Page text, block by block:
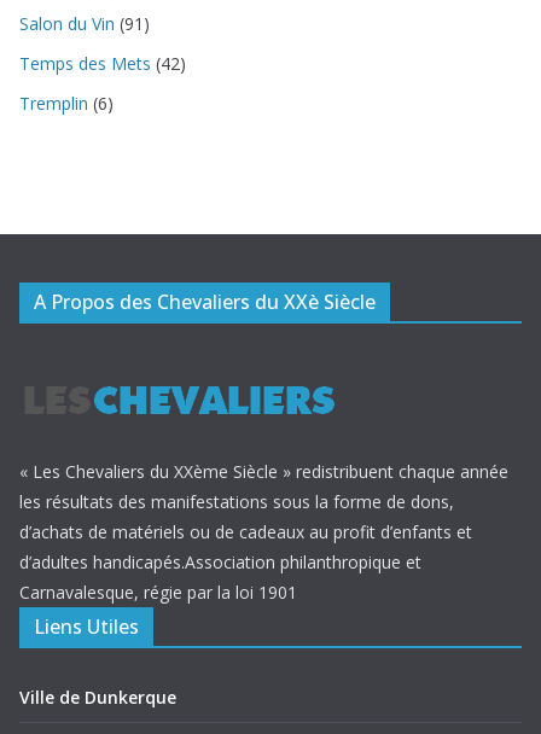
Salon du Vin (91)
Temps des Mets (42)
Tremplin (6)
A Propos des Chevaliers du XXè Siècle
« Les Chevaliers du XXème Siècle » redistribuent chaque année
les résultats des manifestations sous la forme de dons,
d’achats de matériels ou de cadeaux au profit d’enfants et
d’adultes handicapés.Association philanthropique et
Carnavalesque, régie par la loi 1901
Liens Utiles
Ville de Dunkerque